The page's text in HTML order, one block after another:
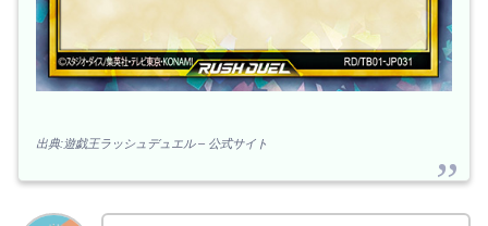
出典:遊戯王ラッシュデュエル – 公式サイト